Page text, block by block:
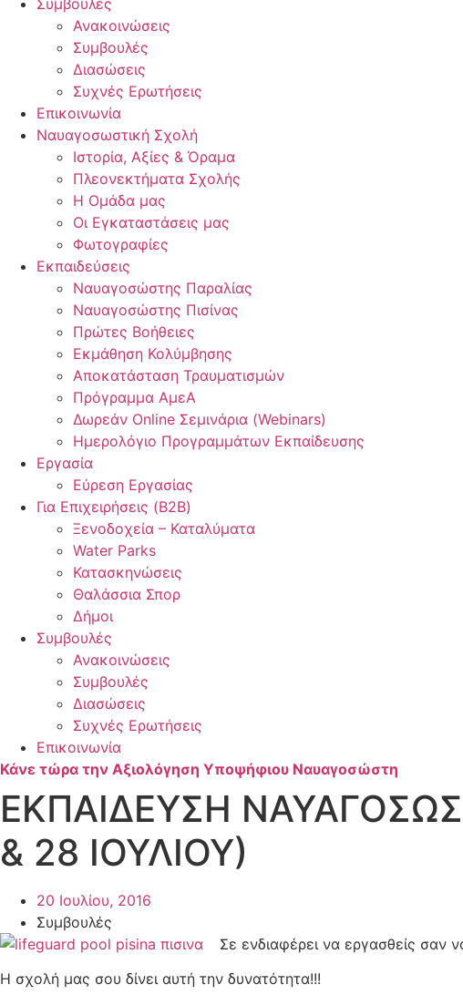
Συμβουλές
Ανακοινώσεις
Συμβουλές
Διασώσεις
Συχνές Ερωτήσεις
Επικοινωνία
Ναυαγοσωστική Σχολή
Ιστορία, Αξίες & Όραμα
Πλεονεκτήματα Σχολής
Η Ομάδα μας
Οι Εγκαταστάσεις μας
Φωτογραφίες
Εκπαιδεύσεις
Ναυαγοσώστης Παραλίας
Ναυαγοσώστης Πισίνας
Πρώτες Βοήθειες
Εκμάθηση Κολύμβησης
Αποκατάσταση Τραυματισμών
Πρόγραμμα ΑμεΑ
Δωρεάν Online Σεμινάρια (Webinars)
Ημερολόγιο Προγραμμάτων Εκπαίδευσης
Εργασία
Εύρεση Εργασίας
Για Επιχειρήσεις (B2B)
Ξενοδοχεία – Καταλύματα
Water Parks
Κατασκηνώσεις
Θαλάσσια Σπορ
Δήμοι
Συμβουλές
Ανακοινώσεις
Συμβουλές
Διασώσεις
Συχνές Ερωτήσεις
Επικοινωνία
Κάνε τώρα την Αξιολόγηση Υποψήφιου Ναυαγοσώστη
ΕΚΠΑΙΔΕΥΣΗ
& 28 ΙΟΥΛΙΟΥ)
20 Ιουλίου, 2016
Συμβουλές
Σε ενδιαφέρει να εργασθείς σαν
Η σχολή μας σου δίνει αυτή την δυνατότητα!!!